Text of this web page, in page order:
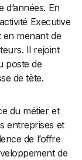
En
Executive
menant de
Il rejoint
poste de
de tête.
du métier et
entreprises et
de l’offre
de